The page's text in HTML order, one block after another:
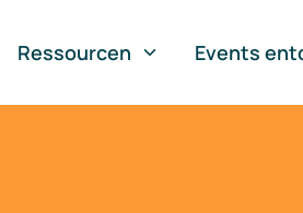
Ressourcen Events